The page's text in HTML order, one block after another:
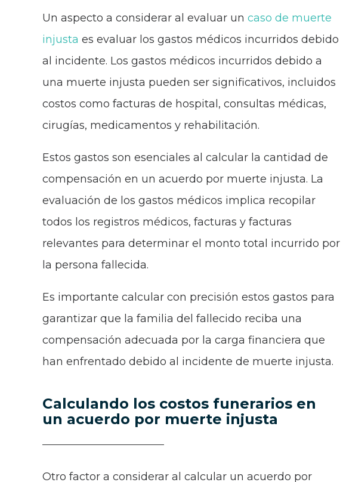
Un aspecto a considerar al evaluar un caso de muerte
injusta es evaluar los gastos médicos incurridos debido
al incidente. Los gastos médicos incurridos debido a
una muerte injusta pueden ser significativos, incluidos
costos como facturas de hospital, consultas médicas,
cirugías, medicamentos y rehabilitación.
Estos gastos son esenciales al calcular la cantidad de
compensación en un acuerdo por muerte injusta. La
evaluación de los gastos médicos implica recopilar
todos los registros médicos, facturas y facturas
relevantes para determinar el monto total incurrido por
la persona fallecida.
Es importante calcular con precisión estos gastos para
garantizar que la familia del fallecido reciba una
compensación adecuada por la carga financiera que
han enfrentado debido al incidente de muerte injusta.
Calculando los costos funerarios en
un acuerdo por muerte injusta
Otro factor a considerar al calcular un acuerdo por